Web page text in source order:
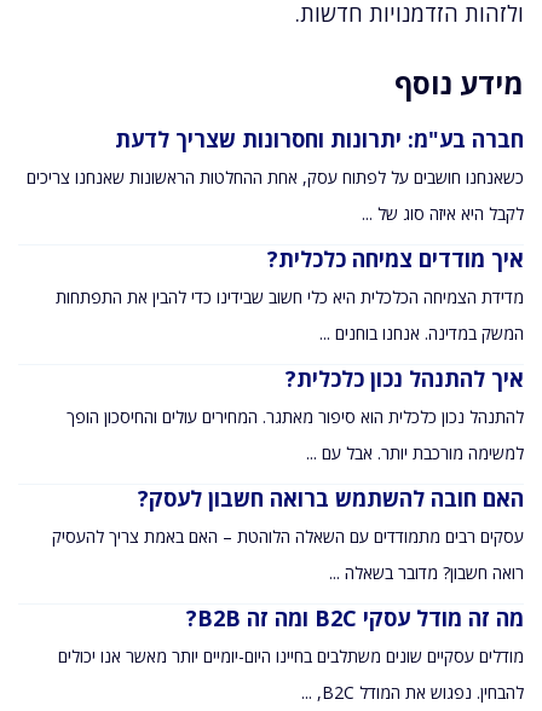
ולזהות הזדמנויות חדשות.
מידע נוסף
חברה בע"מ: יתרונות וחסרונות שצריך לדעת
כשאנחנו חושבים על לפתוח עסק, אחת ההחלטות הראשונות שאנחנו צריכים
לקבל היא איזה סוג של ...
איך מודדים צמיחה כלכלית?
מדידת הצמיחה הכלכלית היא כלי חשוב שבידינו כדי להבין את התפתחות
המשק במדינה. אנחנו בוחנים ...
איך להתנהל נכון כלכלית?
להתנהל נכון כלכלית הוא סיפור מאתגר. המחירים עולים והחיסכון הופך
למשימה מורכבת יותר. אבל עם ...
האם חובה להשתמש ברואה חשבון לעסק?
עסקים רבים מתמודדים עם השאלה הלוהטת – האם באמת צריך להעסיק
רואה חשבון? מדובר בשאלה ...
מה זה מודל עסקי B2C ומה זה B2B?
מודלים עסקיים שונים משתלבים בחיינו היום-יומיים יותר מאשר אנו יכולים
להבחין. נפגוש את המודל B2C, ...